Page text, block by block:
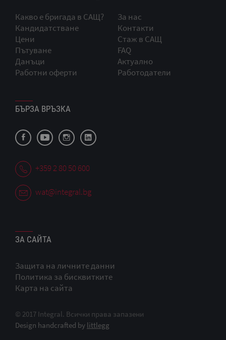
Какво е бригада в САЩ?
Кандидатстване
Цени
Пътуване
Данъци
Работни оферти
За нас
Контакти
Стаж в САЩ
FAQ
Актуално
Работодатели
БЪРЗА ВРЪЗКА
+359 2 80 50 600
wat@integral.bg
ЗА САЙТА
Защита на личните данни
Политика за бисквитките
Карта на сайта
© 2017 Integral. Всички права запазени
Design handcrafted by littlegg